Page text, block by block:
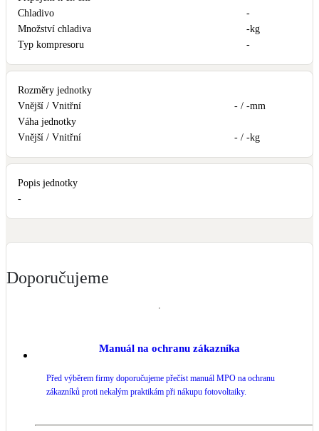
Chladivo
-
Množství chladiva
-kg
Typ kompresoru
-
Rozměry jednotky
Vnější / Vnitřní
- / -mm
Váha jednotky
Vnější / Vnitřní
- / -kg
Popis jednotky
-
Doporučujeme
Manuál na ochranu zákazníka
Před výběrem firmy doporučujeme přečíst manuál MPO na ochranu
zákazníků proti nekalým praktikám při nákupu fotovoltaiky.